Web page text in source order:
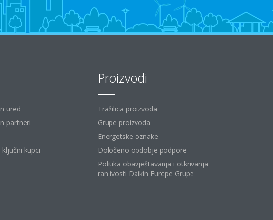
ured
partneri
kupci
Proizvodi
Tražilica proizvoda
Grupe proizvoda
Energetske oznake
Določeno obdobje podpore
Politika obavještavanja i otkrivanja
ranjivosti Daikin Europe Grupe